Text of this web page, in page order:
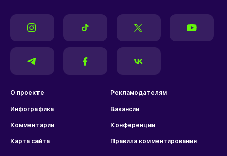
О проекте Рекламодателям
Инфографика Вакансии
Комментарии Конференции
Карта сайта Правила комментирования